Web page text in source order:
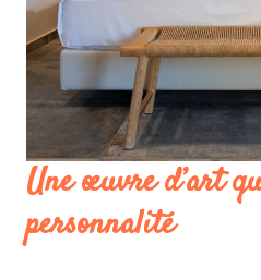
Une œuvre d’art
personnalité